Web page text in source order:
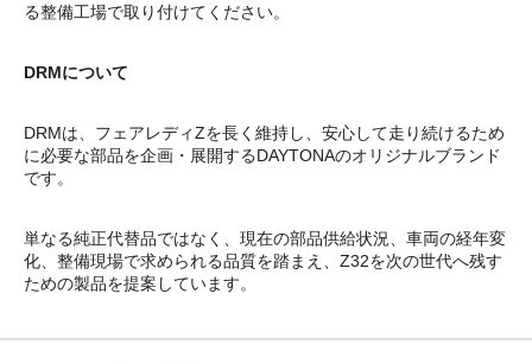
る整備工場で取り付けてください。
DRMについて
DRMは、フェアレディZを長く維持し、安心して走り続けるため
に必要な部品を企画・展開するDAYTONAのオリジナルブランド
です。
単なる純正代替品ではなく、現在の部品供給状況、車両の経年変
化、整備現場で求められる品質を踏まえ、Z32を次の世代へ残す
ための製品を提案しています。